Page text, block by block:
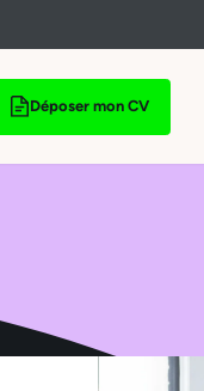
Déposer mon CV